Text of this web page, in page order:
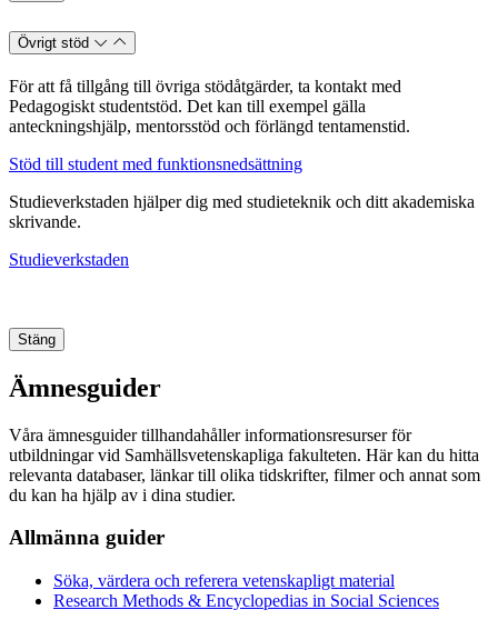
Övrigt stöd
För att få tillgång till övriga stödåtgärder, ta kontakt med
Pedagogiskt studentstöd. Det kan till exempel gälla
anteckningshjälp, mentorsstöd och förlängd tentamenstid.
Stöd till student med funktionsnedsättning
Studieverkstaden hjälper dig med studieteknik och ditt akademiska
skrivande.
Studieverkstaden
Stäng
Ämnesguider
Våra ämnesguider tillhandahåller informationsresurser för
utbildningar vid Samhällsvetenskapliga fakulteten. Här kan du hitta
relevanta databaser, länkar till olika tidskrifter, filmer och annat som
du kan ha hjälp av i dina studier.
Allmänna guider
Söka, värdera och referera vetenskapligt material
Research Methods & Encyclopedias in Social Sciences